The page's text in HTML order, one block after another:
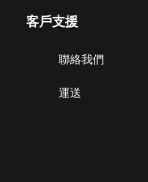
客戶支援
聯絡我們
運送